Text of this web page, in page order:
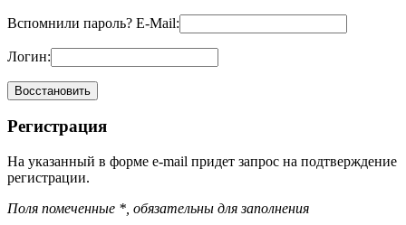
Вспомнили пароль? E-Mail:
Логин:
Регистрация
На указанный в форме e-mail придет запрос на подтверждение
регистрации.
Поля помеченные *, обязательны для заполнения